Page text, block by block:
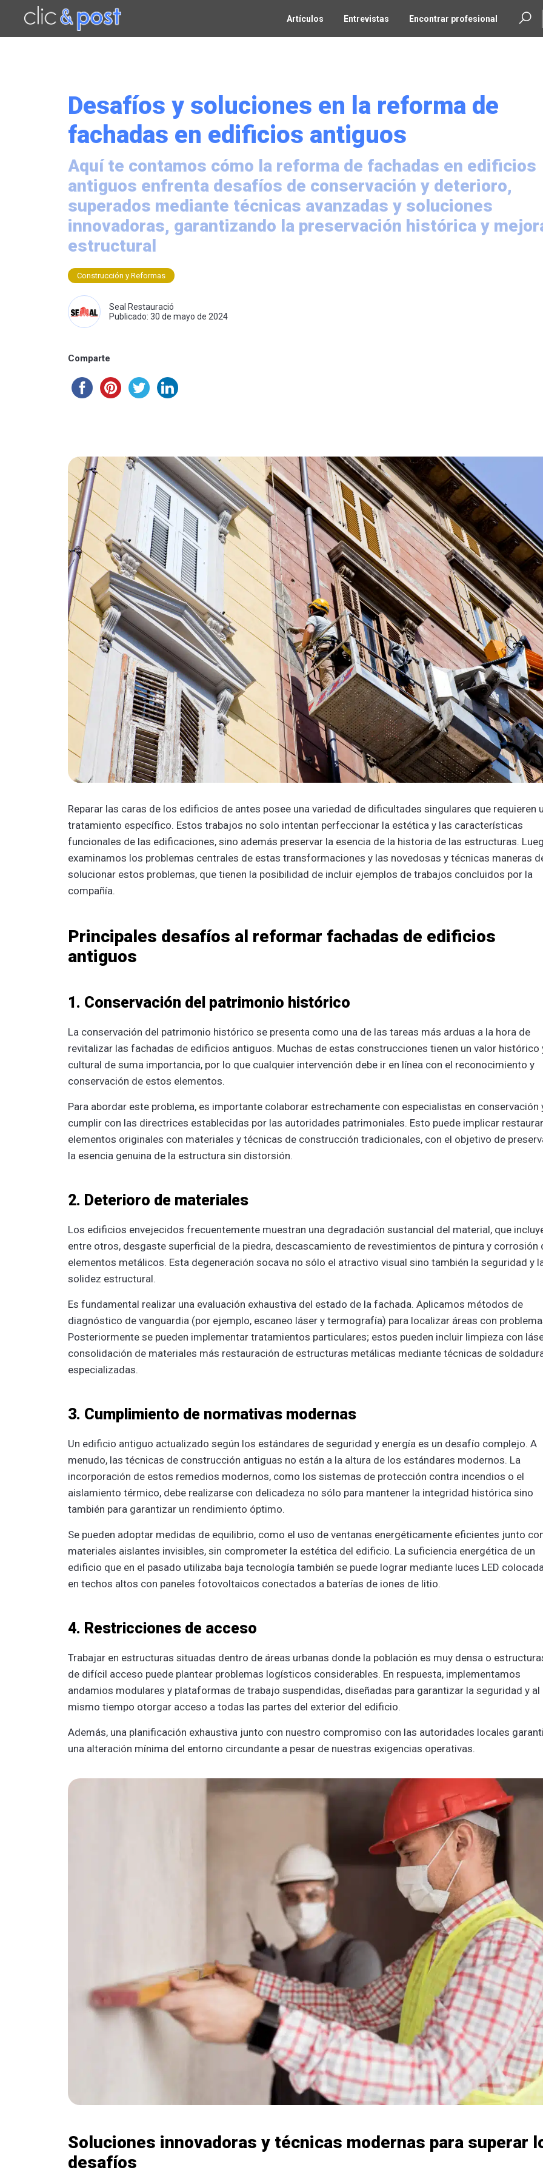
Artículos Entrevistas Encontrar profesional
Desafíos y soluciones en la reforma de
fachadas en edificios antiguos
Aquí te contamos cómo la reforma de fachadas en edificios
antiguos enfrenta desafíos de conservación y deterioro,
superados mediante técnicas avanzadas y soluciones
innovadoras, garantizando la preservación histórica y
estructural
Construcción y Reformas
Seal Restauració
Publicado: 30 de mayo de 2024
Comparte
Reparar las caras de los edificios de antes posee una variedad de dificultades singulares que requieren
tratamiento específico. Estos trabajos no solo intentan perfeccionar la estética y las características
funcionales de las edificaciones, sino además preservar la esencia de la historia de las estructuras.
examinamos los problemas centrales de estas transformaciones y las novedosas y técnicas maneras
solucionar estos problemas, que tienen la posibilidad de incluir ejemplos de trabajos concluidos por la
compañía.
Principales desafíos al reformar fachadas de edificios
antiguos
1. Conservación del patrimonio histórico
La conservación del patrimonio histórico se presenta como una de las tareas más arduas a la hora de
revitalizar las fachadas de edificios antiguos. Muchas de estas construcciones tienen un valor histórico
cultural de suma importancia, por lo que cualquier intervención debe ir en línea con el reconocimiento y
conservación de estos elementos.
Para abordar este problema, es importante colaborar estrechamente con especialistas en conservación
cumplir con las directrices establecidas por las autoridades patrimoniales. Esto puede implicar restaurar
elementos originales con materiales y técnicas de construcción tradicionales, con el objetivo de
la esencia genuina de la estructura sin distorsión.
2. Deterioro de materiales
Los edificios envejecidos frecuentemente muestran una degradación sustancial del material, que
entre otros, desgaste superficial de la piedra, descascamiento de revestimientos de pintura y corrosión
elementos metálicos. Esta degeneración socava no sólo el atractivo visual sino también la seguridad y
solidez estructural.
Es fundamental realizar una evaluación exhaustiva del estado de la fachada. Aplicamos métodos de
diagnóstico de vanguardia (por ejemplo, escaneo láser y termografía) para localizar áreas con
Posteriormente se pueden implementar tratamientos particulares; estos pueden incluir limpieza con
consolidación de materiales más restauración de estructuras metálicas mediante técnicas de
especializadas.
3. Cumplimiento de normativas modernas
Un edificio antiguo actualizado según los estándares de seguridad y energía es un desafío complejo. A
menudo, las técnicas de construcción antiguas no están a la altura de los estándares modernos. La
incorporación de estos remedios modernos, como los sistemas de protección contra incendios o el
aislamiento térmico, debe realizarse con delicadeza no sólo para mantener la integridad histórica sino
también para garantizar un rendimiento óptimo.
Se pueden adoptar medidas de equilibrio, como el uso de ventanas energéticamente eficientes junto
materiales aislantes invisibles, sin comprometer la estética del edificio. La suficiencia energética de un
edificio que en el pasado utilizaba baja tecnología también se puede lograr mediante luces LED
en techos altos con paneles fotovoltaicos conectados a baterías de iones de litio.
4. Restricciones de acceso
Trabajar en estructuras situadas dentro de áreas urbanas donde la población es muy densa o
de difícil acceso puede plantear problemas logísticos considerables. En respuesta, implementamos
andamios modulares y plataformas de trabajo suspendidas, diseñadas para garantizar la seguridad y al
mismo tiempo otorgar acceso a todas las partes del exterior del edificio.
Además, una planificación exhaustiva junto con nuestro compromiso con las autoridades locales
una alteración mínima del entorno circundante a pesar de nuestras exigencias operativas.
Soluciones innovadoras y técnicas modernas para superar
desafíos